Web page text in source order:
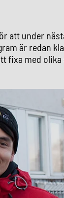
att under
är redan
fixa med